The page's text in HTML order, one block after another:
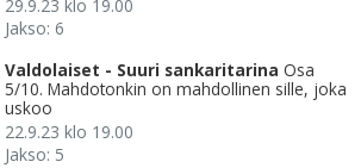
29.9.23 klo 19.00
Jakso: 6
Valdolaiset - Suuri sankaritarina Osa
5/10. Mahdotonkin on mahdollinen sille, joka
uskoo
22.9.23 klo 19.00
Jakso: 5